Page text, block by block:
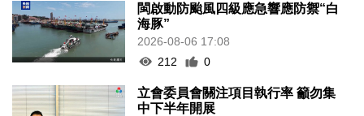
閩啟動防颱風四級應急響應防禦“白
海豚”
2026-08-06 17:08
212
0
立會委員會關注項目執行率 籲勿集
中下半年開展